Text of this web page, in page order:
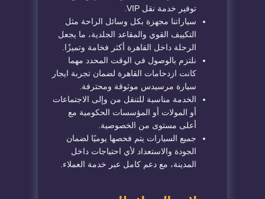
توفير خدمة نقل VIP.
سياراتنا مجهزة بكل وسائل الراحة مثل
التكييف القوي والمقاعد الجلدية، ما يجعل
الرحلة داخل القاهرة أكثر فخامة وتميزًا.
نلتزم بالوصول في الوقت المحدد مهما
كانت ازدحامات القاهرة لضمان تجربة ايجار
سيارة مرسيدس موثوقة ومحترفة.
الخدمة مناسبة للتنقل من وإلى الاجتماعات
أو المولات أو المؤسسات الحكومية مع
أعلى مستوى من الخصوصية.
جميع السيارات يتم فحصها يوميًا لضمان
الجودة والاستعداد لأي احتياجات داخل
المدينة، مع دعم كامل عبر خدمة العملاء.